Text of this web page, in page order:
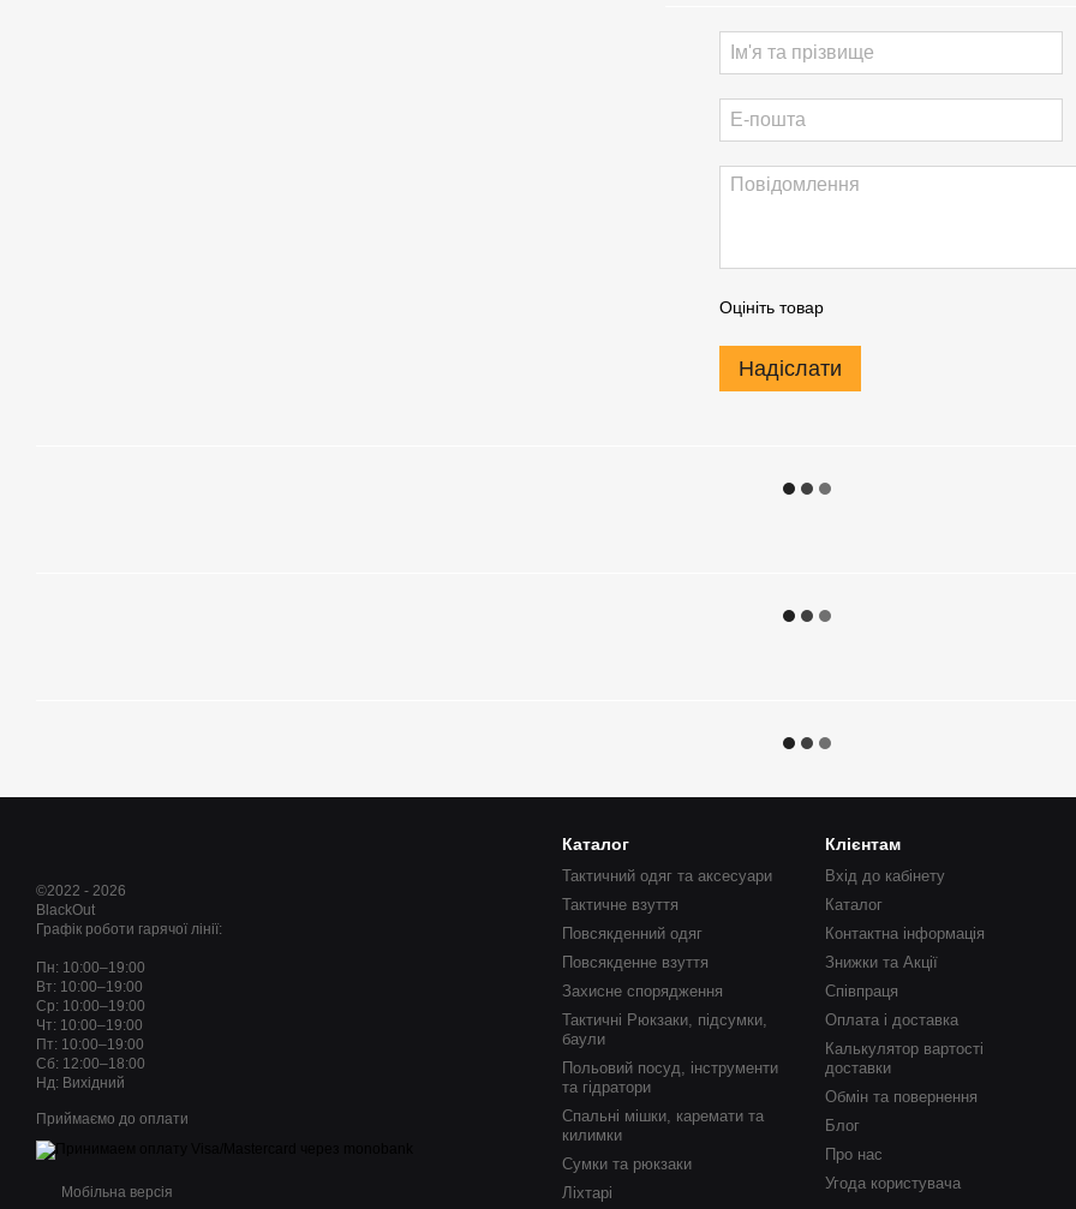
Оцініть товар
Надіслати
©2022 - 2026
BlackOut
Графік роботи гарячої лінії:
Пн: 10:00–19:00
Вт: 10:00–19:00
Ср: 10:00–19:00
Чт: 10:00–19:00
Пт: 10:00–19:00
Сб: 12:00–18:00
Нд: Вихідний
Приймаємо до оплати
Мобільна версія
Каталог
Тактичний одяг та аксесуари
Тактичне взуття
Повсякденний одяг
Повсякденне взуття
Захисне спорядження
Тактичні Рюкзаки, підсумки,
баули
Польовий посуд, інструменти
та гідратори
Спальні мішки, каремати та
килимки
Сумки та рюкзаки
Ліхтарі
Клієнтам
Вхід до кабінету
Каталог
Контактна інформація
Знижки та Акції
Співпраця
Оплата і доставка
Калькулятор вартості
доставки
Обмін та повернення
Блог
Про нас
Угода користувача